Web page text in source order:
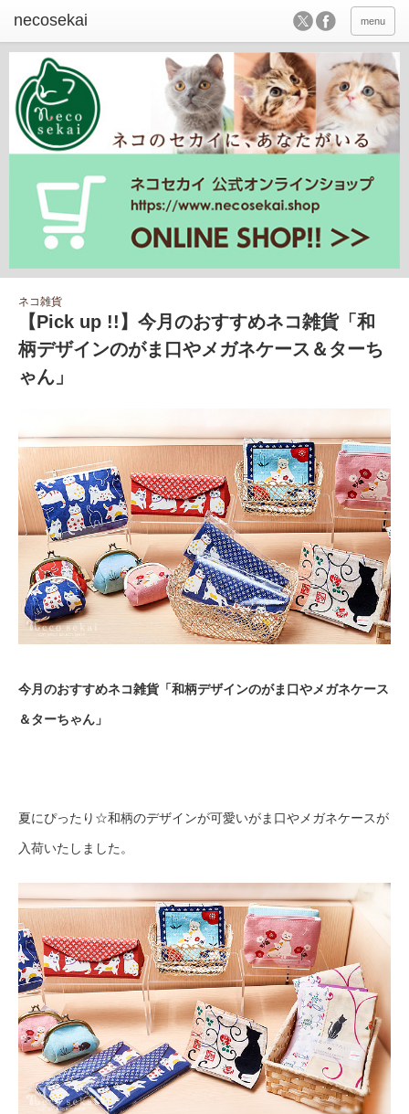
menu
ネコ雑貨
【Pick up !!】今月のおすすめネコ雑貨「和
柄デザインのがま口やメガネケース＆ターち
ゃん」
今月のおすすめネコ雑貨「和柄デザインのがま口やメガネケース
＆ターちゃん」
夏にぴったり☆和柄のデザインが可愛いがま口やメガネケースが
入荷いたしました。